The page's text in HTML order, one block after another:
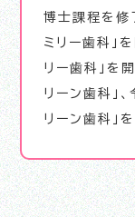
博士課程を修
ミリー歯科」
リー歯科」を
リーン歯科」
リーン歯科」を